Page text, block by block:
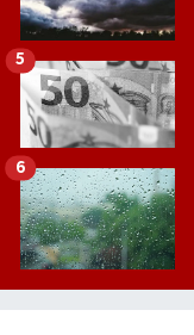
5
6